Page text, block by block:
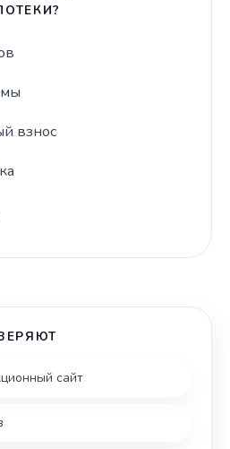
взнос
сайт